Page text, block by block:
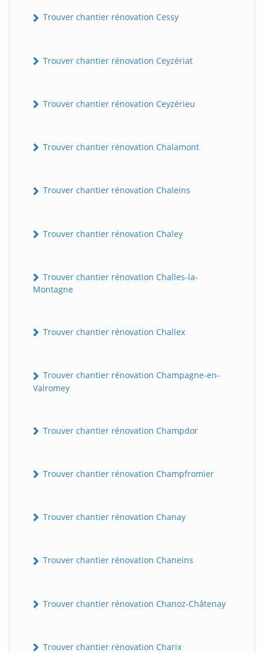
Trouver chantier rénovation Cessy
Trouver chantier rénovation Ceyzériat
Trouver chantier rénovation Ceyzérieu
Trouver chantier rénovation Chalamont
Trouver chantier rénovation Chaleins
Trouver chantier rénovation Chaley
Trouver chantier rénovation Challes-la-
Montagne
Trouver chantier rénovation Challex
Trouver chantier rénovation Champagne-en-
Valromey
Trouver chantier rénovation Champdor
Trouver chantier rénovation Champfromier
Trouver chantier rénovation Chanay
Trouver chantier rénovation Chaneins
Trouver chantier rénovation Chanoz-Châtenay
Trouver chantier rénovation Charix